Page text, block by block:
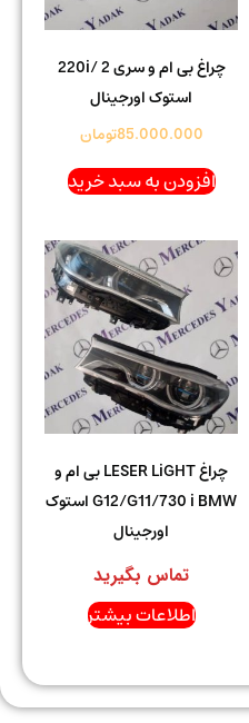
چراغ بی ام و سری 2 /220i
استوک اورجینال
85.000.000تومان
افزودن به سبد خرید
چراغ LESER LiGHT بی ام و
G12/G11/730 i BMW استوک
اورجینال
تماس بگیرید
اطلاعات بیشتر